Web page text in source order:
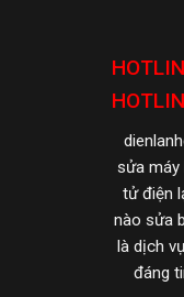
sửa máy
tử điện
nào sửa
là dịch
đáng